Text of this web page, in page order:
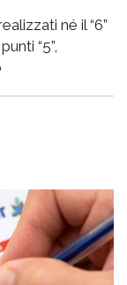
né il “6”
“5”,